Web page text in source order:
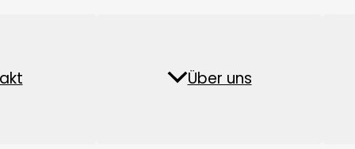
Biomasse-Pellet-Anlage
Fischfutter
FAQs
Über uns